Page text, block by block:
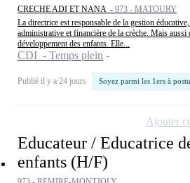
CRECHE ADI ET NANA - 973 - MATOURY
La directrice est responsable de la gestion
administrative et financière de la crèche. Mais aussi
développement des enfants. Elle...
CDI - Temps plein
Publié il y a 24 jours Soyez parmi les 1ers à
Educateur / Educatrice
enfants (H/F)
Ajouter